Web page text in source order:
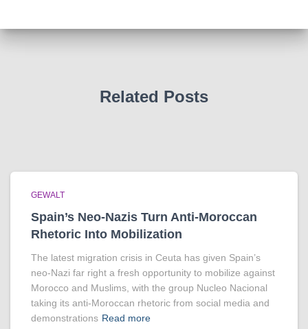
Related Posts
GEWALT
Spain’s Neo-Nazis Turn Anti-Moroccan
Rhetoric Into Mobilization
The latest migration crisis in Ceuta has given Spain’s
neo-Nazi far right a fresh opportunity to mobilize against
Morocco and Muslims, with the group Nucleo Nacional
taking its anti-Moroccan rhetoric from social media and
demonstrations Read more